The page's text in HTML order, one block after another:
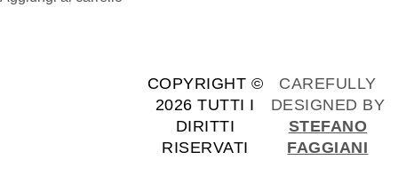
COPYRIGHT ©
2026 TUTTI I
DIRITTI
RISERVATI
CAREFULLY
DESIGNED BY
STEFANO
FAGGIANI